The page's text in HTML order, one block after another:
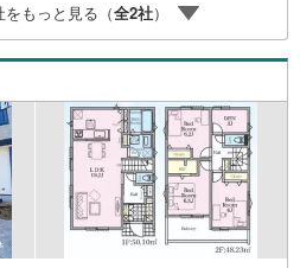
融資実行時のものとなります。金利
額と異なる場合があります。ーーー
ーーーーーーーーーーーー
もっと見る（全2社）